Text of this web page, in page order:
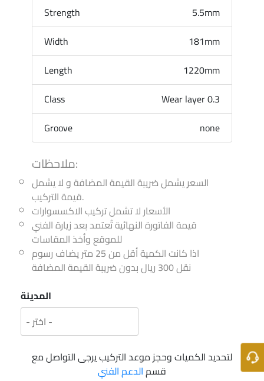
Strength
5.5mm
Width
181mm
Length
1220mm
Class
Wear layer 0.3
Groove
none
ملاحظات:
السعر يشمل ضريبة القيمة المضافة و لا يشمل
قيمة التركيب.
الأسعار لا تشمل تركيب الاكسسوارات
قيمة الفاتورة النهائية تُعتمد بعد زيارة الفني
للموقع وأخذ المقاسات
اذا كانت الكمية أقل من 25 متر يضاف رسوم
نقل 300 ريال بدون ضريبة القيمة المضافة
المدينة
لتحديد الكميات وحجز موعد التركيب يرجى التواصل مع
قسمالدعم الفني